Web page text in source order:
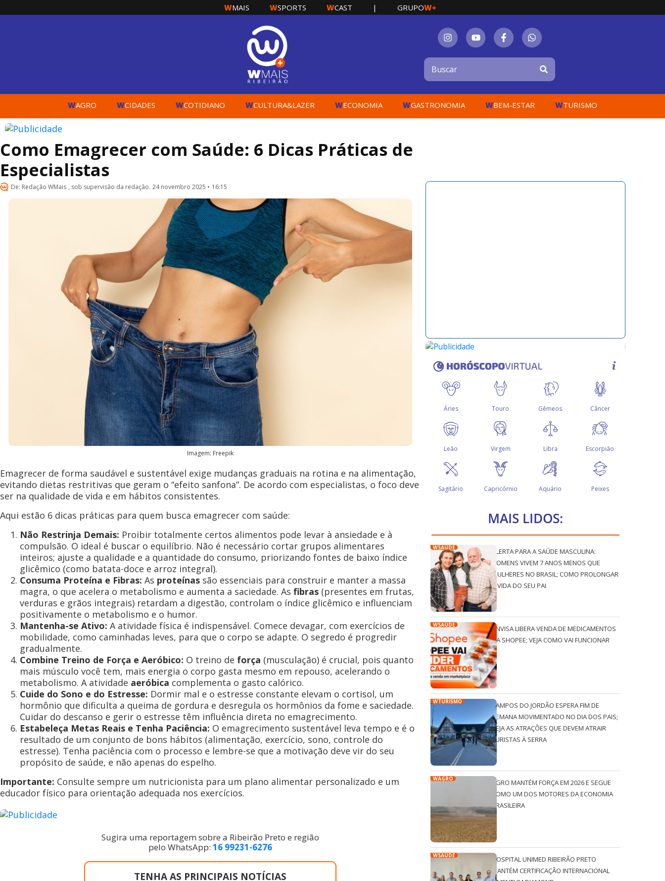
WMAIS WSPORTS WCAST | GRUPOW+
WAGRO WCIDADES WCOTIDIANO WCULTURA&LAZER WECONOMIA WGASTRONOMIA WBEM-ESTAR WTURISMO
Como Emagrecer com Saúde: 6 Dicas Práticas de
Especialistas
De: Redação WMais , sob supervisão da redação. 24 novembro 2025 • 16:15
Imagem: Freepik
​Emagrecer de forma saudável e sustentável exige mudanças graduais na rotina e na alimentação,
evitando dietas restritivas que geram o “efeito sanfona”. De acordo com especialistas, o foco deve
ser na qualidade de vida e em hábitos consistentes.
​Aqui estão 6 dicas práticas para quem busca emagrecer com saúde:
Não Restrinja Demais: Proibir totalmente certos alimentos pode levar à ansiedade e à
compulsão. O ideal é buscar o equilíbrio. Não é necessário cortar grupos alimentares
inteiros; ajuste a qualidade e a quantidade do consumo, priorizando fontes de baixo índice
glicêmico (como batata-doce e arroz integral).
Consuma Proteína e Fibras: As proteínas são essenciais para construir e manter a massa
magra, o que acelera o metabolismo e aumenta a saciedade. As fibras (presentes em frutas,
verduras e grãos integrais) retardam a digestão, controlam o índice glicêmico e influenciam
positivamente o metabolismo e o humor.
Mantenha-se Ativo: A atividade física é indispensável. Comece devagar, com exercícios de
mobilidade, como caminhadas leves, para que o corpo se adapte. O segredo é progredir
gradualmente.
Combine Treino de Força e Aeróbico: O treino de força (musculação) é crucial, pois quanto
mais músculo você tem, mais energia o corpo gasta mesmo em repouso, acelerando o
metabolismo. A atividade aeróbica complementa o gasto calórico.
Cuide do Sono e do Estresse: Dormir mal e o estresse constante elevam o cortisol, um
hormônio que dificulta a queima de gordura e desregula os hormônios da fome e saciedade.
Cuidar do descanso e gerir o estresse têm influência direta no emagrecimento.
Estabeleça Metas Reais e Tenha Paciência: O emagrecimento sustentável leva tempo e é o
resultado de um conjunto de bons hábitos (alimentação, exercício, sono, controle do
estresse). Tenha paciência com o processo e lembre-se que a motivação deve vir do seu
propósito de saúde, e não apenas do espelho.
Importante: Consulte sempre um nutricionista para um plano alimentar personalizado e um
educador físico para orientação adequada nos exercícios.
Sugira uma reportagem sobre a Ribeirão Preto e região
pelo WhatsApp: 16 99231-6276
TENHA AS PRINCIPAIS NOTÍCIAS
MAIS LIDOS:
WSAÚDE
ALERTA PARA A SAÚDE MASCULINA:
HOMENS VIVEM 7 ANOS MENOS QUE
MULHERES NO BRASIL; COMO PROLONGAR
A VIDA DO SEU PAI
WSAÚDE
ANVISA LIBERA VENDA DE MEDICAMENTOS
NA SHOPEE; VEJA COMO VAI FUNCIONAR
WTURISMO
CAMPOS DO JORDÃO ESPERA FIM DE
SEMANA MOVIMENTADO NO DIA DOS PAIS;
VEJA AS ATRAÇÕES QUE DEVEM ATRAIR
TURISTAS À SERRA
WAGRO
AGRO MANTÉM FORÇA EM 2026 E SEGUE
COMO UM DOS MOTORES DA ECONOMIA
BRASILEIRA
WSAÚDE
HOSPITAL UNIMED RIBEIRÃO PRETO
MANTÉM CERTIFICAÇÃO INTERNACIONAL